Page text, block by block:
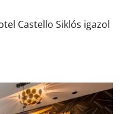
Castello Siklós igazol